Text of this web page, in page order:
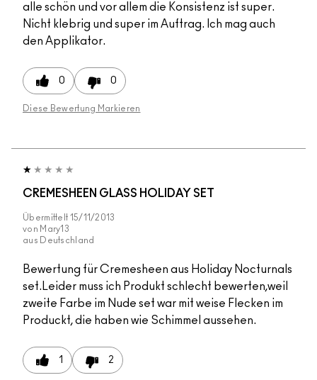
alle schön und vor allem die Konsistenz ist super.
Nicht klebrig und super im Auftrag. Ich mag auch
den Applikator.
0 0
Diese Bewertung Markieren
CREMESHEEN GLASS HOLIDAY SET
Übermittelt 15/11/2013
von Mary13
aus
Deutschland
Bewertung für Cremesheen aus Holiday Nocturnals
set.Leider muss ich Produkt schlecht bewerten,weil
zweite Farbe im Nude set war mit weise Flecken im
Produckt, die haben wie Schimmel aussehen.
1 2